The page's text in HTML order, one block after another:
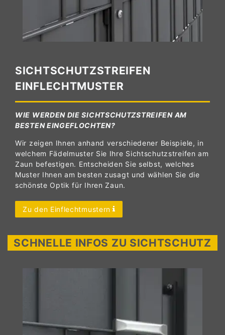
SICHTSCHUTZSTREIFEN
EINFLECHTMUSTER
WIE WERDEN DIE SICHTSCHUTZSTREIFEN AM
BESTEN EINGEFLOCHTEN?
Wir zeigen Ihnen anhand verschiedener Beispiele, in
welchem Fädelmuster Sie Ihre Sichtschutzstreifen am
Zaun befestigen. Entscheiden Sie selbst, welches
Muster Ihnen am besten zusagt und wählen Sie die
schönste Optik für Ihren Zaun.
Zu den Einflechtmustern
SCHNELLE INFOS ZU SICHTSCHUTZ